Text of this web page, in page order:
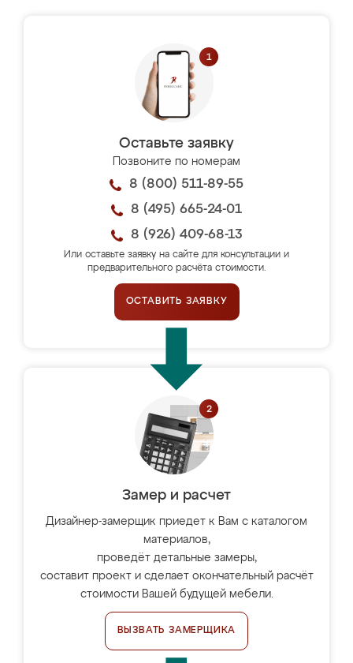
Оставьте заявку
Позвоните по номерам
8 (800) 511-89-55
8 (495) 665-24-01
8 (926) 409-68-13
Или оставьте заявку на сайте для консультации и
предварительного расчёта стоимости.
ОСТАВИТЬ ЗАЯВКУ
Замер и расчет
Дизайнер-замерщик приедет к Вам с каталогом
материалов,
проведёт детальные замеры,
составит проект и сделает окончательный расчёт
стоимости Вашей будущей мебели.
ВЫЗВАТЬ ЗАМЕРЩИКА